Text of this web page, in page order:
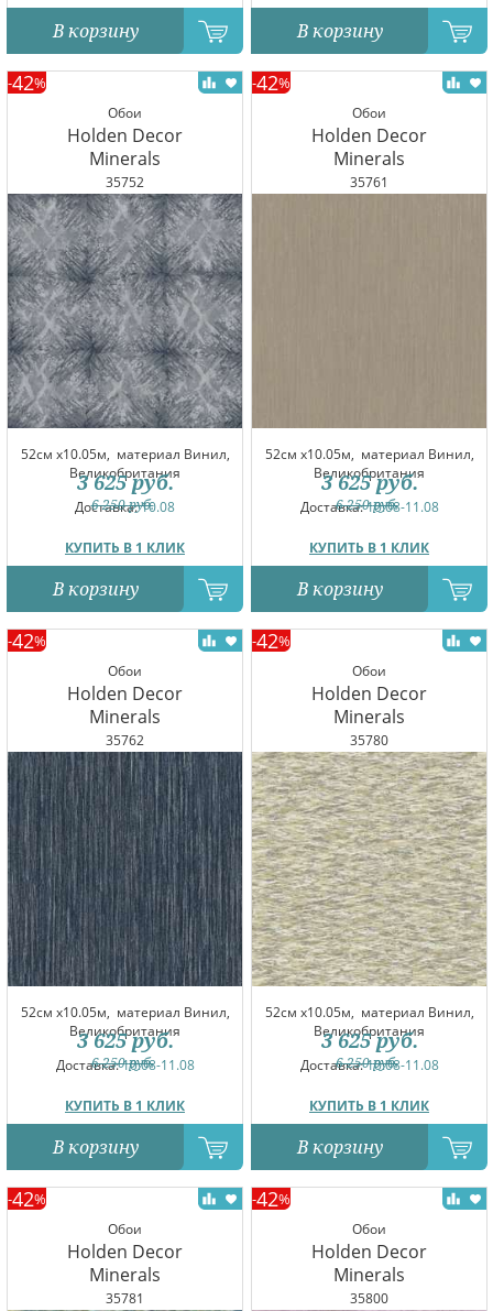
В корзину В корзину
Обои
Holden Decor
Minerals
35752
-42%
52см x10.05м, материал Винил,
Великобритания
Доставка:10.08
КУПИТЬ В 1 КЛИК
6 250руб.
3 625 руб.
В корзину
Обои
Holden Decor
Minerals
35761
-42%
52см x10.05м, материал Винил,
Великобритания
Доставка:10.08-11.08
КУПИТЬ В 1 КЛИК
6 250руб.
3 625 руб.
В корзину
Обои
Holden Decor
Minerals
35762
-42%
52см x10.05м, материал Винил,
Великобритания
Доставка:10.08-11.08
КУПИТЬ В 1 КЛИК
6 250руб.
3 625 руб.
В корзину
Обои
Holden Decor
Minerals
35780
-42%
52см x10.05м, материал Винил,
Великобритания
Доставка:10.08-11.08
КУПИТЬ В 1 КЛИК
6 250руб.
3 625 руб.
В корзину
Обои
Holden Decor
Minerals
35781
-42%
Обои
Holden Decor
Minerals
35800
-42%